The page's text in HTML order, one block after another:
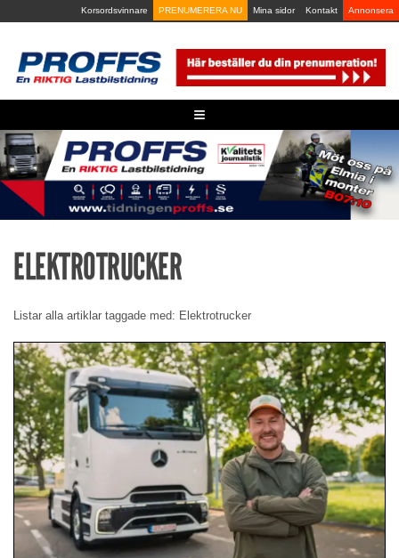
to
Korsordsvinnare PRENUMERERA NU Mina sidor Kontakt Annonsera
≡
ELEKTROTRUCKER
Listar alla artiklar taggade med: Elektrotrucker